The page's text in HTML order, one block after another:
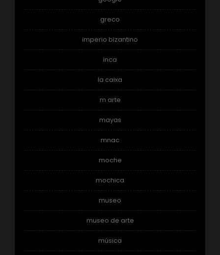
greco
imperio bizantino
inca
la caixa
m arte
mayas
mnac
moche
mochica
museo
museo de arte
música